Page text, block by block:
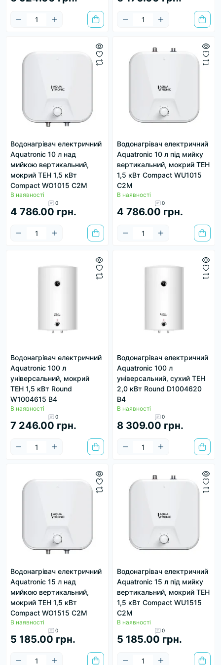
Водонагрівач електричний
Aquatronic 10 л над
мийкою вертикальний,
мокрий ТЕН 1,5 кВт
Сompact WO1015 C2M
В наявності
0
4 786.00 грн.
Водонагрівач електричний
Aquatronic 10 л під мийку
вертикальний, мокрий ТЕН
1,5 кВт Сompact WU1015
C2M
В наявності
0
4 786.00 грн.
Водонагрівач електричний
Aquatronic 100 л
універсальний, мокрий
ТЕН 1,5 кВт Round
W1004615 B4
В наявності
0
7 246.00 грн.
Водонагрівач електричний
Aquatronic 100 л
універсальний, сухий ТЕН
2,0 кВт Round D1004620
B4
В наявності
0
8 309.00 грн.
Водонагрівач електричний
Aquatronic 15 л над
мийкою вертикальний,
мокрий ТЕН 1,5 кВт
Сompact WO1515 C2M
В наявності
0
5 185.00 грн.
Водонагрівач електричний
Aquatronic 15 л під мийку
вертикальний, мокрий ТЕН
1,5 кВт Сompact WU1515
C2M
В наявності
0
5 185.00 грн.